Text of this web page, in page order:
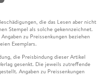
die das Lesen aber nicht
Stempel als solche gekennzeichnet.
zu Preissenkungen beziehen
Exemplars.
die Preisbindung dieser Artikel
gesenkt. Die jeweils zutreffende
Angaben zu Preissenkungen